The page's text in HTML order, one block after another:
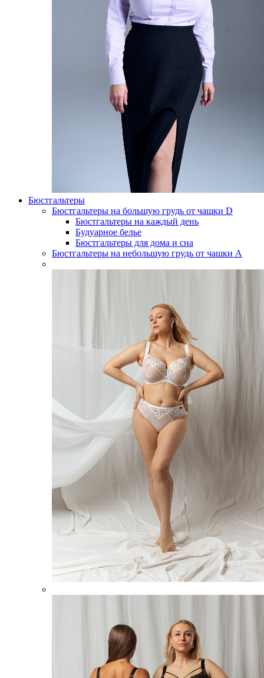
Бюстгальтеры
Бюстгальтеры на большую грудь от чашки D
Бюстгальтеры на каждый день
Будуарное белье
Бюстгальтеры для дома и сна
Бюстгальтеры на небольшую грудь от чашки А